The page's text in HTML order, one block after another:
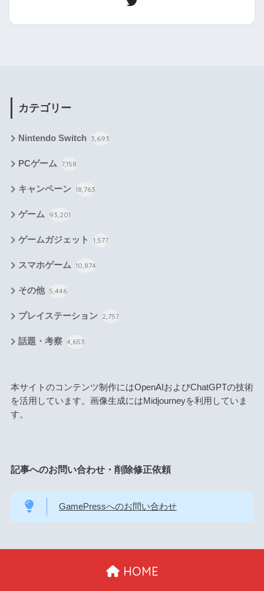
カテゴリー
Nintendo Switch 3,693
PCゲーム 7,158
キャンペーン 18,763
ゲーム 93,201
ゲームガジェット 1,577
スマホゲーム 10,874
その他 5,446
プレイステーション 2,757
話題・考察 4,653
本サイトのコンテンツ制作にはOpenAIおよびChatGPTの技術
を活用しています。画像生成にはMidjourneyを利用していま
す。
記事へのお問い合わせ・削除修正依頼
GamePressへのお問い合わせ
HOME